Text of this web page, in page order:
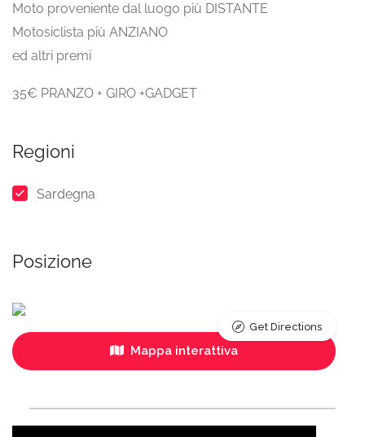
Moto proveniente dal luogo più DISTANTE
Motosiclista più ANZIANO
ed altri premi
35€ PRANZO + GIRO +GADGET
Regioni
Sardegna
Posizione
Mappa interattiva
Get Directions